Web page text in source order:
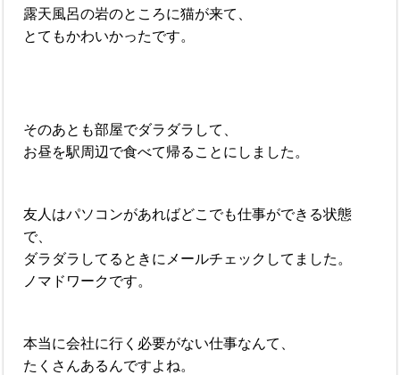
露天風呂の岩のところに猫が来て、
とてもかわいかったです。
そのあとも部屋でダラダラして、
お昼を駅周辺で食べて帰ることにしました。
友人はパソコンがあればどこでも仕事ができる状態
で、
ダラダラしてるときにメールチェックしてました。
ノマドワークです。
本当に会社に行く必要がない仕事なんて、
たくさんあるんですよね。